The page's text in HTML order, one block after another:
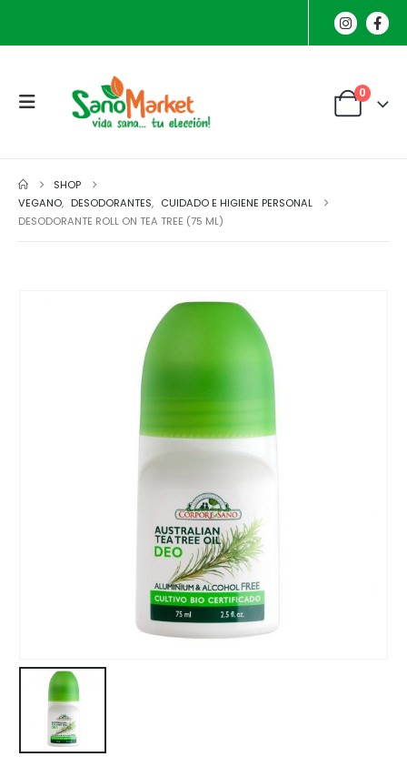
0
SHOP
VEGANO, DESODORANTES, CUIDADO E HIGIENE PERSONAL
DESODORANTE ROLL ON TEA TREE (75 ML)